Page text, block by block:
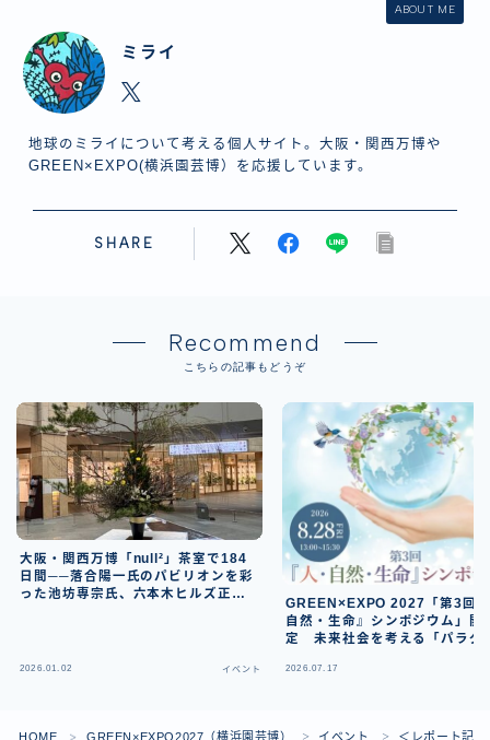
ABOUT ME
ミライ
地球のミライについて考える個人サイト。大阪・関西万博や
GREEN×EXPO(横浜園芸博）を応援しています。
SHARE
Recommend
こちらの記事もどうぞ
大阪・関西万博「null²」茶室で184
日間──落合陽一氏のパビリオンを彩
った池坊専宗氏、六本木ヒルズ正月
2026.01.02 イベント
GREEN×EXPO 2027「第3回
自然・生命』シンポジウム」開
定 未来社会を考える「パラダ
2026.07.17
HOME ＞ GREEN×EXPO2027（横浜園芸博） ＞ イベント ＞ ＜レポート記